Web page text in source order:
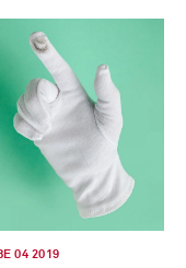
04 2019